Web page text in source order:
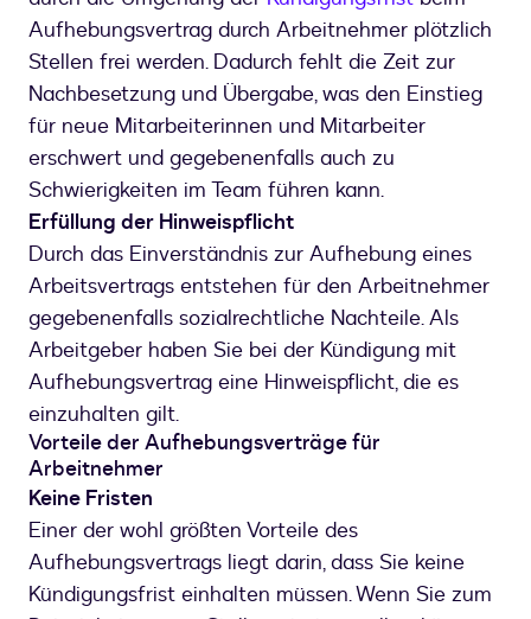
Aufhebungsvertrag durch Arbeitnehmer plötzlich
Stellen frei werden. Dadurch fehlt die Zeit zur
Nachbesetzung und Übergabe, was den Einstieg
für neue Mitarbeiterinnen und Mitarbeiter
erschwert und gegebenenfalls auch zu
Schwierigkeiten im Team führen kann.
Erfüllung der Hinweispflicht
Durch das Einverständnis zur Aufhebung eines
Arbeitsvertrags entstehen für den Arbeitnehmer
gegebenenfalls sozialrechtliche Nachteile. Als
Arbeitgeber haben Sie bei der Kündigung mit
Aufhebungsvertrag eine Hinweispflicht, die es
einzuhalten gilt.
Vorteile der Aufhebungsverträge für
Arbeitnehmer
Keine Fristen
Einer der wohl größten Vorteile des
Aufhebungsvertrags liegt darin, dass Sie keine
Kündigungsfrist einhalten müssen. Wenn Sie zum